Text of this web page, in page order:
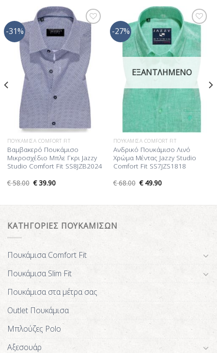
-31%
Προσθήκη
στη Λίστα
Επιθυμίας
ΠΟΥΚΆΜΙΣΑ COMFORT FIT
Βαμβακερό Πουκάμισο
Μικροσχέδιο Μπλε Γκρι Jazzy
Studio Comfort Fit SS8JZB2024
€58.00 €39.90
-27%
Προσθήκη
στη Λίστα
Επιθυμίας
ΕΞΑΝΤΛΗΜΈΝΟ
ΠΟΥΚΆΜΙΣΑ COMFORT FIT
Ανδρικό Πουκάμισο Λινό
Χρώμα Μέντας Jazzy Studio
Comfort Fit SS7JZS1818
€68.00 €49.90
ΚΑΤΗΓΟΡΙΕΣ ΠΟΥΚΑΜΙΣΩΝ
Πουκάμισα Comfort Fit
Πουκάμισα Slim Fit
Πουκάμισα στα μέτρα σας
Outlet Πουκάμισα
Μπλούζες Polo
Αξεσουάρ